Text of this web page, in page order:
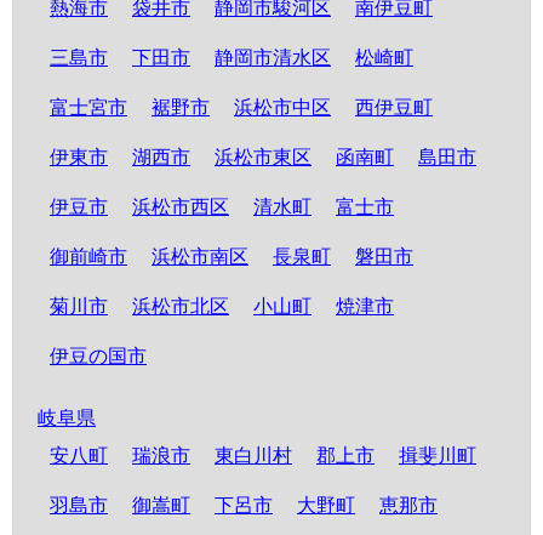
熱海市 袋井市 静岡市駿河区 南伊豆町
三島市 下田市 静岡市清水区 松崎町
富士宮市 裾野市 浜松市中区 西伊豆町
伊東市 湖西市 浜松市東区 函南町 島田市
伊豆市 浜松市西区 清水町 富士市
御前崎市 浜松市南区 長泉町 磐田市
菊川市 浜松市北区 小山町 焼津市
伊豆の国市
岐阜県
安八町
瑞浪市 東白川村 郡上市 揖斐川町
羽島市 御嵩町 下呂市 大野町 恵那市